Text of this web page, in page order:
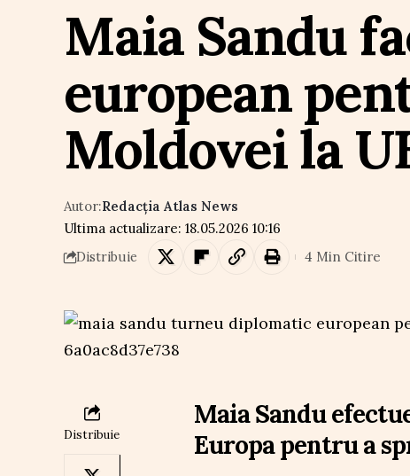
Maia Sandu
european
Moldovei la
Ultima actualizare: 18.05.2026 10:16
Autor:Redacția Atlas News
Distribuie 4 Min Citire
Distribuie
Maia Sandu
Europa pentru a